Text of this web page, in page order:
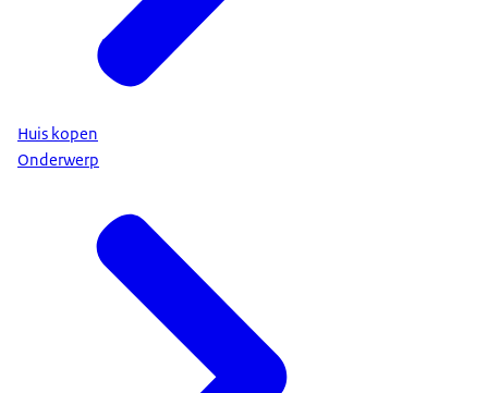
Huis kopen
Onderwerp